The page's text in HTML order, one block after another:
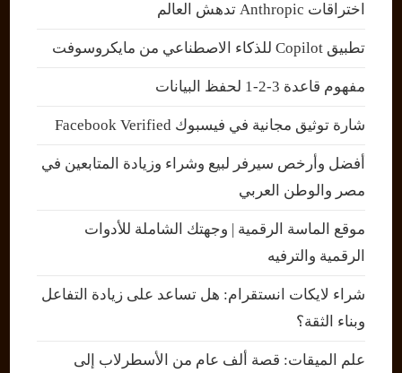
اختراقات Anthropic تدهش العالم
تطبيق Copilot للذكاء الاصطناعي من مايكروسوفت
مفهوم قاعدة 3-2-1 لحفظ البيانات
شارة توثيق مجانية في فيسبوك Facebook Verified
أفضل وأرخص سيرفر لبيع وشراء وزيادة المتابعين في
مصر والوطن العربي
موقع الماسة الرقمية | وجهتك الشاملة للأدوات
الرقمية والترفيه
شراء لايكات انستقرام: هل تساعد على زيادة التفاعل
وبناء الثقة؟
علم الميقات: قصة ألف عام من الأسطرلاب إلى